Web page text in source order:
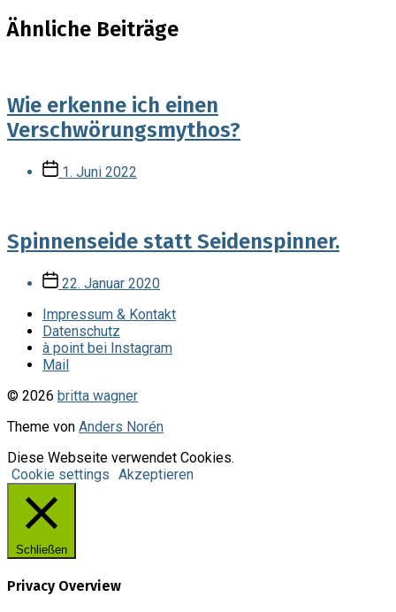
Ähnliche Beiträge
Wie erkenne ich einen
Verschwörungsmythos?
Veröffentlichungsdatum
1. Juni 2022
Spinnenseide statt Seidenspinner.
Veröffentlichungsdatum
22. Januar 2020
Impressum & Kontakt
Datenschutz
à point bei Instagram
Mail
© 2026 britta wagner
Theme von Anders Norén
Diese Webseite verwendet Cookies.
Cookie settings Akzeptieren
Schließen
Privacy Overview